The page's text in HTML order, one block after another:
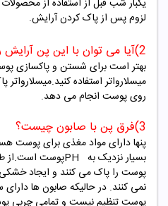
لزوم پس از پاک کردن آرایش.
2) آیا می توان با این پن آرایش
بهتر است برای شستن و پاکسازی
میسلارواتر استفاده
روی پوست انجام می دهد.
3) فرق پن با صابون چیست؟
پنها دارای مواد مغذی برای پوست
بسیار نزدیک به PHپوست است.از
پوست را پاک می کنند و ایجاد
نمی کنند. در حالیکه صابون ها دارای
پوست تنظیم نیست و تمامی چربی